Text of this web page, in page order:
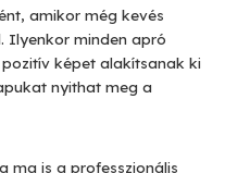
amikor még kevés
Ilyenkor minden apró
képet alakítsanak ki
nyithat meg a
ma is a professzionális